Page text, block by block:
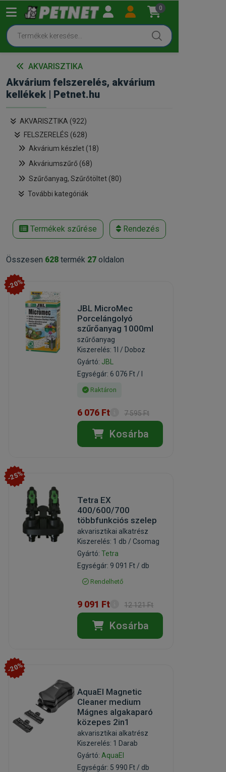
0
AKVARISZTIKA
Akvárium felszerelés, akvárium
kellékek | Petnet.hu
AKVARISZTIKA (922)
FELSZERELÉS (628)
Akvárium készlet (18)
Akváriumszűrő (68)
Szűrőanyag, Szűrőtöltet (80)
További kategóriák
Termékek szűrése Rendezés
Összesen 628 termék 27 oldalon
-20%
JBL MicroMec
Porcelángolyó
szűrőanyag 1000ml
szűrőanyag
Kiszerelés: 1l / Doboz
Gyártó: JBL
Egységár: 6 076 Ft / l
Raktáron
6 076 Ft 7 595 Ft
Kosárba
-25%
Tetra EX
400/600/700
többfunkciós szelep
akvarisztikai alkatrész
Kiszerelés: 1 db / Csomag
Gyártó:Tetra
Egységár: 9 091 Ft / db
Rendelhető
9 091 Ft 12 121 Ft
Kosárba
-20%
AquaEl Magnetic
Cleaner medium
Mágnes algakaparó
közepes 2in1
akvarisztikai alkatrész
Kiszerelés: 1 Darab
Gyártó: AquaEl
Egységár: 5 990 Ft / db